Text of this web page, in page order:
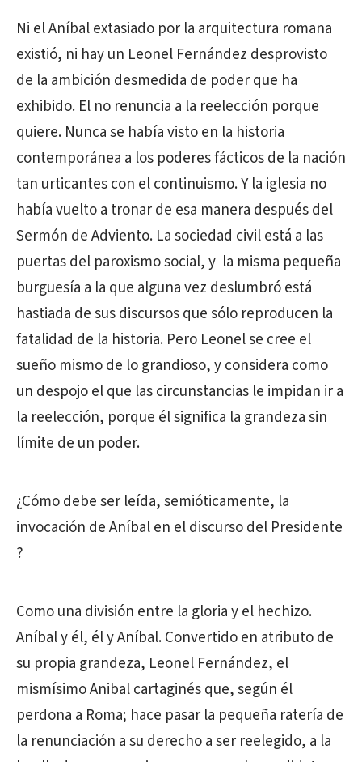
Ni el Aníbal extasiado por la arquitectura romana
existió, ni hay un Leonel Fernández desprovisto
de la ambición desmedida de poder que ha
exhibido. El no renuncia a la reelección porque
quiere. Nunca se había visto en la historia
contemporánea a los poderes fácticos de la nación
tan urticantes con el continuismo. Y la iglesia no
había vuelto a tronar de esa manera después del
Sermón de Adviento. La sociedad civil está a las
puertas del paroxismo social, y la misma pequeña
burguesía a la que alguna vez deslumbró está
hastiada de sus discursos que sólo reproducen la
fatalidad de la historia. Pero Leonel se cree el
sueño mismo de lo grandioso, y considera como
un despojo el que las circunstancias le impidan ir a
la reelección, porque él significa la grandeza sin
límite de un poder.
¿Cómo debe ser leída, semióticamente, la
invocación de Aníbal en el discurso del Presidente
?
Como una división entre la gloria y el hechizo.
Aníbal y él, él y Aníbal. Convertido en atributo de
su propia grandeza, Leonel Fernández, el
mismísimo Anibal cartaginés que, según él
perdona a Roma; hace pasar la pequeña ratería de
la renunciación a su derecho a ser reelegido, a la